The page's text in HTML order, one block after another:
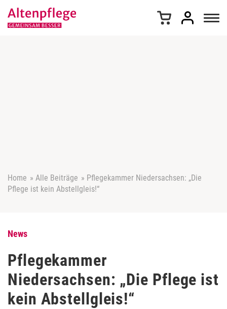
Home » Alle Beiträge » Pflegekammer Niedersachsen: „Die
Pflege ist kein Abstellgleis!“
News
Pflegekammer
Niedersachsen: „Die Pflege ist
kein Abstellgleis!“